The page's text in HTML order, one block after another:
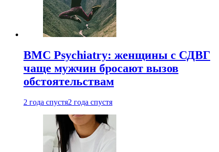
BMC Psychiatry: женщины с СДВГ
чаще мужчин бросают вызов
обстоятельствам
2 года спустя2 года спустя